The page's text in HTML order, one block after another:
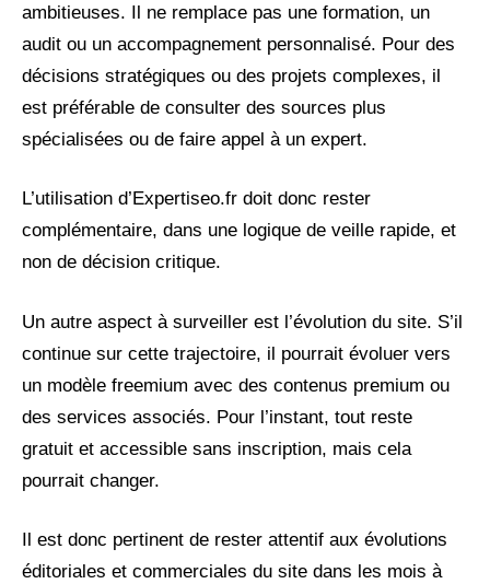
ambitieuses. Il ne remplace pas une formation, un
audit ou un accompagnement personnalisé. Pour des
décisions stratégiques ou des projets complexes, il
est préférable de consulter des sources plus
spécialisées ou de faire appel à un expert.
L’utilisation d’Expertiseo.fr doit donc rester
complémentaire, dans une logique de veille rapide, et
non de décision critique.
Un autre aspect à surveiller est l’évolution du site. S’il
continue sur cette trajectoire, il pourrait évoluer vers
un modèle freemium avec des contenus premium ou
des services associés. Pour l’instant, tout reste
gratuit et accessible sans inscription, mais cela
pourrait changer.
Il est donc pertinent de rester attentif aux évolutions
éditoriales et commerciales du site dans les mois à